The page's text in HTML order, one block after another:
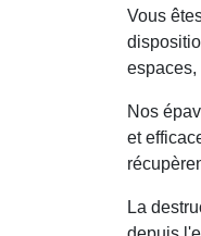
Vous
espaces,
Nos
et
La